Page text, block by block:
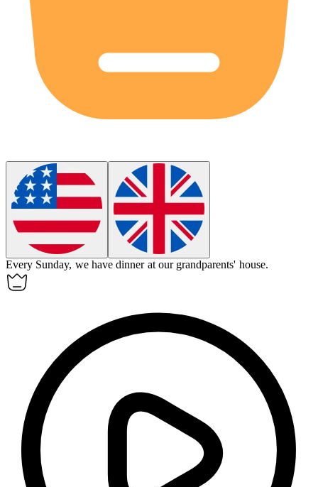
Every Sunday, we have dinner at our grandparents' house.